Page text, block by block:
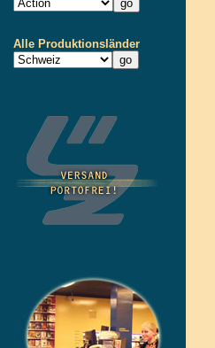
Alle Produktionsländer